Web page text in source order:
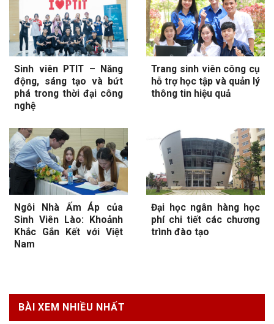
Sinh viên PTIT – Năng
động, sáng tạo và bứt
phá trong thời đại công
nghệ
Trang sinh viên công cụ
hỗ trợ học tập và quản lý
thông tin hiệu quả
Ngôi Nhà Ấm Áp của
Sinh Viên Lào: Khoảnh
Khắc Gắn Kết với Việt
Nam
Đại học ngân hàng học
phí chi tiết các chương
trình đào tạo
BÀI XEM NHIỀU NHẤT